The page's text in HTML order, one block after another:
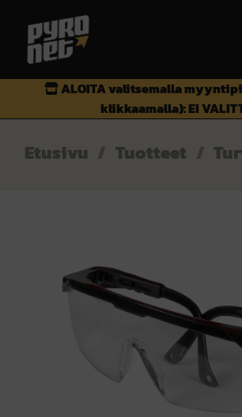
content
ALOITA valitsemalla
klikkaamalla):EI
Etusivu Tuotteet